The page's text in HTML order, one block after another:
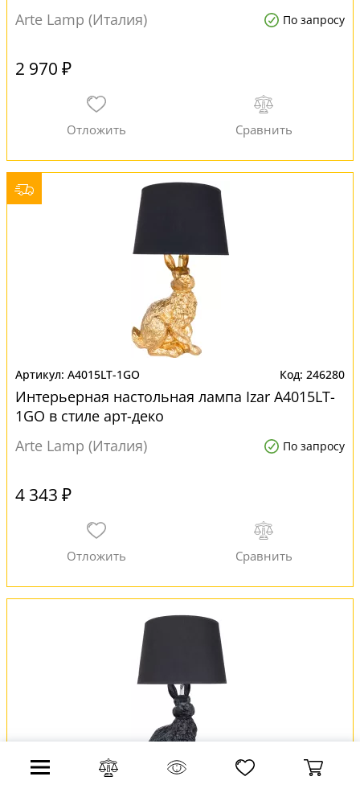
Arte Lamp (Италия)
По запросу
2 970 ₽
A4015LT-1GO 246280
Интерьерная настольная лампа Izar A4015LT-
1GO в стиле арт-деко
Arte Lamp (Италия)
По запросу
4 343 ₽